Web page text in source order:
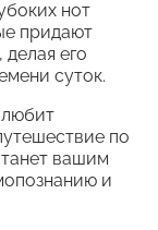
нот
придают
его
суток.
любит
по
вашим
и